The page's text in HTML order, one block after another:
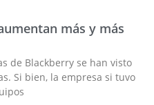
más y más
de Blackberry se han visto
Si bien, la empresa si tuvo